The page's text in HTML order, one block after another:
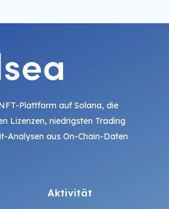
Plattform auf Solana, die
Lizenzen, niedrigsten Trading
Analysen aus On-Chain-Daten
Aktivität